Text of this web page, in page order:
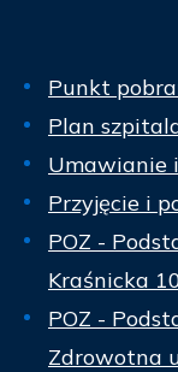
Punkt
Plan
Umawianie
Przyjęcie i
POZ -
Kraśnicka
POZ -
Zdrowotna